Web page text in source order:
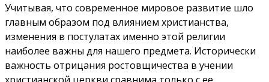
Учитывая, что современное мировое развитие шло
главным образом под влиянием христианства,
изменения в постулатах именно этой религии
наиболее важны для нашего предмета. Исторически
важность отрицания ростовщичества в учении